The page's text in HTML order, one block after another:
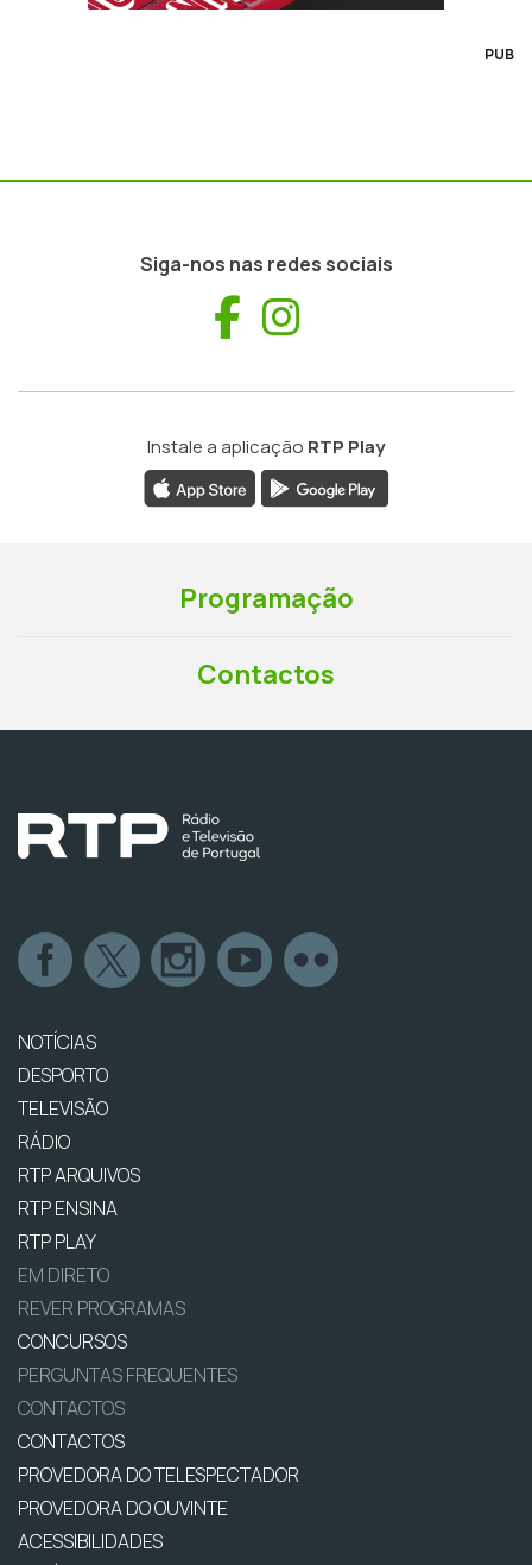
PUB
Siga-nos nas redes sociais
Facebook
Instale a aplicação RTP Play
Programação
Contactos
NOTÍCIAS
DESPORTO
TELEVISÃO
RÁDIO
RTP ARQUIVOS
RTP ENSINA
RTP PLAY
EM DIRETO
REVER PROGRAMAS
CONCURSOS
PERGUNTAS FREQUENTES
CONTACTOS
CONTACTOS
PROVEDORA DO TELESPECTADOR
PROVEDORA DO OUVINTE
ACESSIBILIDADES